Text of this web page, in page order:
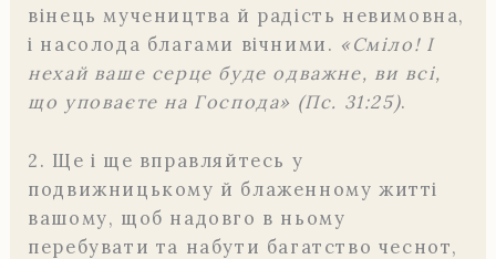
вінець мучеництва й радість невимовна,
і насолода благами вічними. «Сміло! І
нехай ваше серце буде одважне, ви всі,
що уповаєте на Господа» (Пс. 31:25).
2. Ще і ще вправляйтесь у
подвижницькому й блаженному житті
вашому, щоб надовго в ньому
перебувати та набути багатство чеснот,